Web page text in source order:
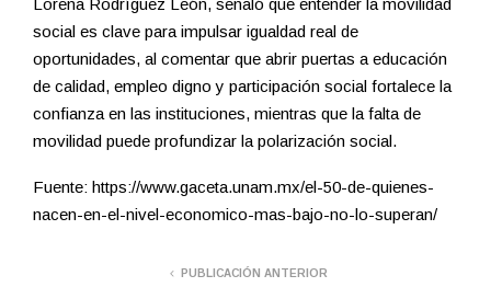
social es clave para impulsar igualdad real de
oportunidades, al comentar que abrir puertas a educación
de calidad, empleo digno y participación social fortalece la
confianza en las instituciones, mientras que la falta de
movilidad puede profundizar la polarización social.
Fuente: https://www.gaceta.unam.mx/el-50-de-quienes-
nacen-en-el-nivel-economico-mas-bajo-no-lo-superan/
PUBLICACIÓN ANTERIOR